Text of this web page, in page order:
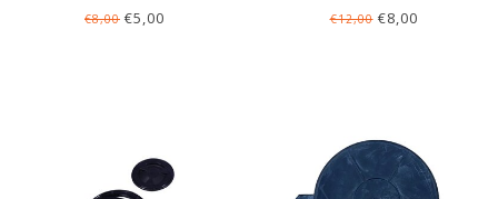
€8,00 €5,00 €12,00€8,00